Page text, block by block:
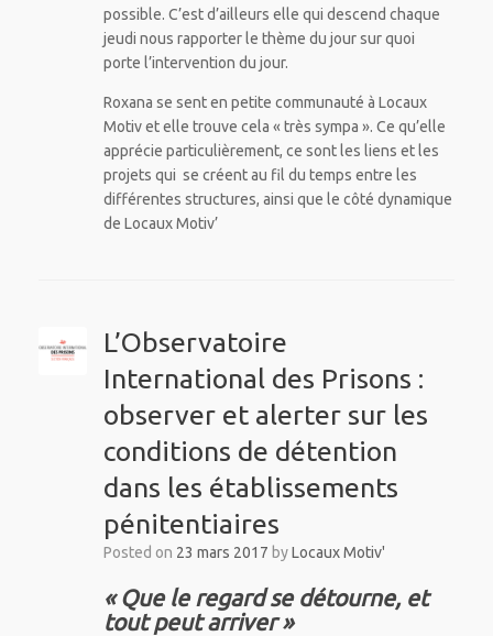
possible. C’est d’ailleurs elle qui descend chaque
jeudi nous rapporter le thème du jour sur quoi
porte l’intervention du jour.
Roxana se sent en petite communauté à Locaux
Motiv et elle trouve cela « très sympa ». Ce qu’elle
apprécie particulièrement, ce sont les liens et les
projets qui se créent au fil du temps entre les
différentes structures, ainsi que le côté dynamique
de Locaux Motiv’
L’Observatoire
International des Prisons :
observer et alerter sur les
conditions de détention
dans les établissements
pénitentiaires
Posted on 23 mars 2017 byLocaux Motiv'
« Que le regard se détourne, et
tout peut arriver »